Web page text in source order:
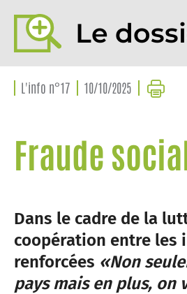
Le
L'info n°17 10/10/2025
Fraude
Dans le cadre de la
coopération entre les
renforcées «Non
pays mais en plus, on